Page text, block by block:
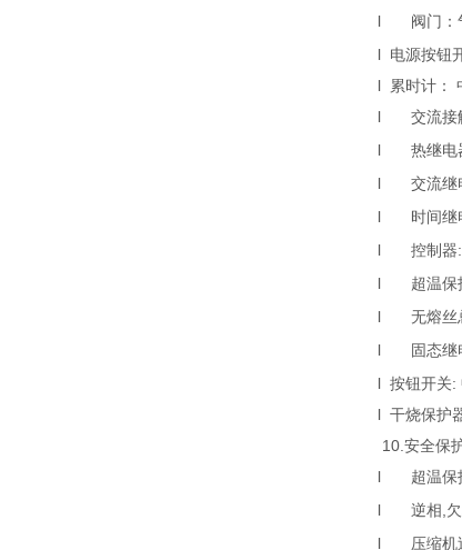
l
阀门：
l 电源按钮
l 累时计：
l
交流接
l
热继电
l
交流继
l
时间继
l
控制器:
l
超温保
l
无熔丝
l
固态
l 按钮开
l 干烧保护
10.安全保
l
超温保
l
逆相,
l
压缩机